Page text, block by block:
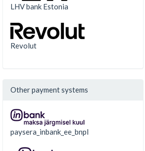
LHV bank Estonia
Revolut
Other payment systems
paysera_inbank_ee_bnpl